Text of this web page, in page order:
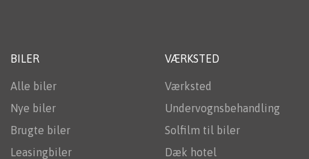
BILER
Alle biler
Nye biler
Brugte biler
Leasingbiler
VÆRKSTED
Værksted
Undervognsbehandling
Solfilm til biler
Dæk hotel